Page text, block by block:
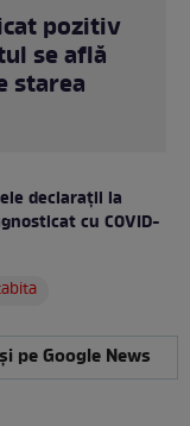
pozitiv
se află
starea
declarații la
cu COVID-
pe Google News